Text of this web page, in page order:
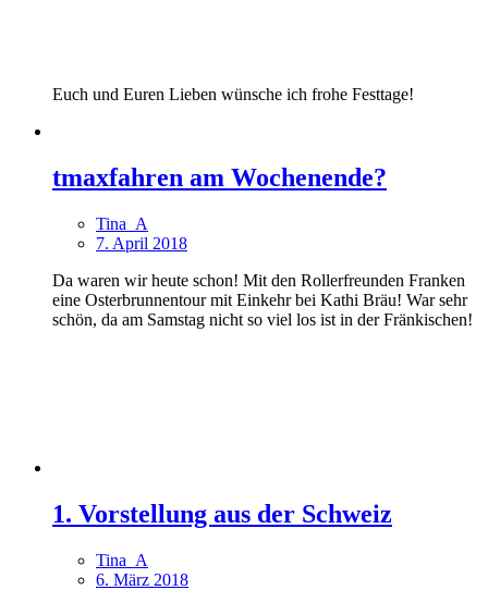
Euch und Euren Lieben wünsche ich frohe Festtage!
tmaxfahren am Wochenende?
Tina_A
7. April 2018
Da waren wir heute schon! Mit den Rollerfreunden Franken
eine Osterbrunnentour mit Einkehr bei Kathi Bräu! War sehr
schön, da am Samstag nicht so viel los ist in der Fränkischen!
1. Vorstellung aus der Schweiz
Tina_A
6. März 2018